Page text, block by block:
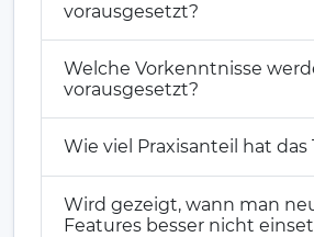
vorausgesetzt?
Welche Vorkenntnisse
vorausgesetzt?
Wie viel Praxisanteil hat das
Wird gezeigt, wann man
Features besser nicht